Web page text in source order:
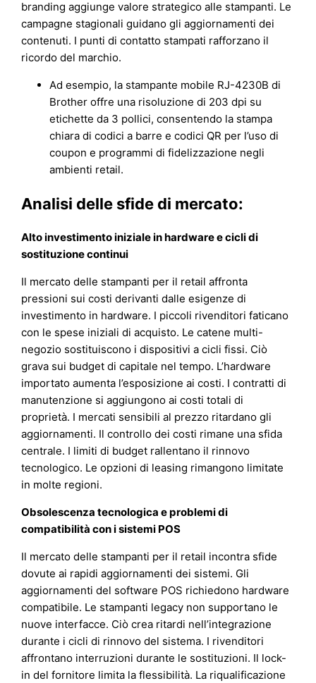
branding aggiunge valore strategico alle stampanti. Le
campagne stagionali guidano gli aggiornamenti dei
contenuti. I punti di contatto stampati rafforzano il
ricordo del marchio.
Ad esempio, la stampante mobile RJ-4230B di
Brother offre una risoluzione di 203 dpi su
etichette da 3 pollici, consentendo la stampa
chiara di codici a barre e codici QR per l’uso di
coupon e programmi di fidelizzazione negli
ambienti retail.
Analisi delle sfide di mercato:
Alto investimento iniziale in hardware e cicli di
sostituzione continui
Il mercato delle stampanti per il retail affronta
pressioni sui costi derivanti dalle esigenze di
investimento in hardware. I piccoli rivenditori faticano
con le spese iniziali di acquisto. Le catene multi-
negozio sostituiscono i dispositivi a cicli fissi. Ciò
grava sui budget di capitale nel tempo. L’hardware
importato aumenta l’esposizione ai costi. I contratti di
manutenzione si aggiungono ai costi totali di
proprietà. I mercati sensibili al prezzo ritardano gli
aggiornamenti. Il controllo dei costi rimane una sfida
centrale. I limiti di budget rallentano il rinnovo
tecnologico. Le opzioni di leasing rimangono limitate
in molte regioni.
Obsolescenza tecnologica e problemi di
compatibilità con i sistemi POS
Il mercato delle stampanti per il retail incontra sfide
dovute ai rapidi aggiornamenti dei sistemi. Gli
aggiornamenti del software POS richiedono hardware
compatibile. Le stampanti legacy non supportano le
nuove interfacce. Ciò crea ritardi nell’integrazione
durante i cicli di rinnovo del sistema. I rivenditori
affrontano interruzioni durante le sostituzioni. Il lock-
in del fornitore limita la flessibilità. La riqualificazione